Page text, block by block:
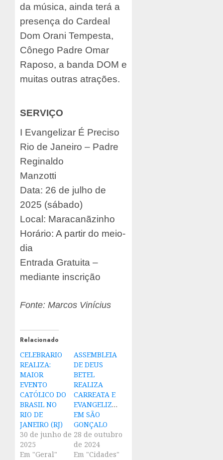
da música, ainda terá a
presença do Cardeal
Dom Orani Tempesta,
Cônego Padre Omar
Raposo, a banda DOM e
muitas outras atrações.
SERVIÇO
I Evangelizar É Preciso
Rio de Janeiro – Padre
Reginaldo
Manzotti
Data: 26 de julho de
2025 (sábado)
Local: Maracanãzinho
Horário: A partir do meio-
dia
Entrada Gratuita –
mediante inscrição
Fonte: Marcos Vinícius
Relacionado
CELEBRARIO
REALIZA:
MAIOR
EVENTO
CATÓLICO DO
BRASIL NO
RIO DE
JANEIRO (RJ)
30 de junho de
2025
Em "Geral"
ASSEMBLEIA
DE DEUS
BETEL
REALIZA
CARREATA E
EVANGELIZAÇÃO
EM SÃO
GONÇALO
28 de outubro
de 2024
Em "Cidades"